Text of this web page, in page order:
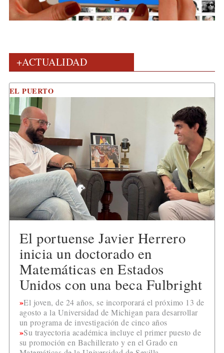
+ACTUALIDAD
EL PUERTO
El portuense Javier Herrero
inicia un doctorado en
Matemáticas en Estados
Unidos con una beca Fulbright
El joven, de 24 años, se incorporará el próximo 13 de
agosto a la Universidad de Michigan para desarrollar
un programa de investigación de cinco años
Su trayectoria académica incluye el primer puesto de
su promoción en Bachillerato y en el Grado en